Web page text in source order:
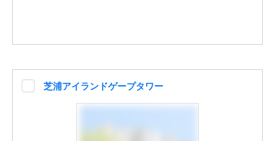
芝浦アイランドゲープタワー